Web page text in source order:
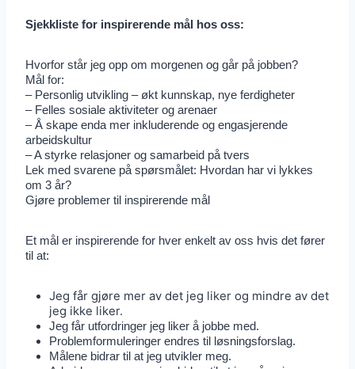
Sjekkliste for inspirerende mål hos oss:
Hvorfor står jeg opp om morgenen og går på jobben?
Mål for:
– Personlig utvikling – økt kunnskap, nye ferdigheter
– Felles sosiale aktiviteter og arenaer
– Å skape enda mer inkluderende og engasjerende
arbeidskultur
– A styrke relasjoner og samarbeid på tvers
Lek med svarene på spørsmålet: Hvordan har vi lykkes
om 3 år?
Gjøre problemer til inspirerende mål
Et mål er inspirerende for hver enkelt av oss hvis det fører
til at:
Jeg får gjøre mer av det jeg liker og mindre av det
jeg ikke liker.
Jeg får utfordringer jeg liker å jobbe med.
Problemformuleringer endres til løsningsforslag.
Målene bidrar til at jeg utvikler meg.